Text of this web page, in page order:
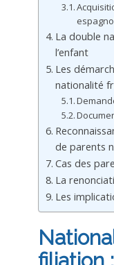
La double
l’enfant
Les
nationalité
de parents
Cas des
La
Les